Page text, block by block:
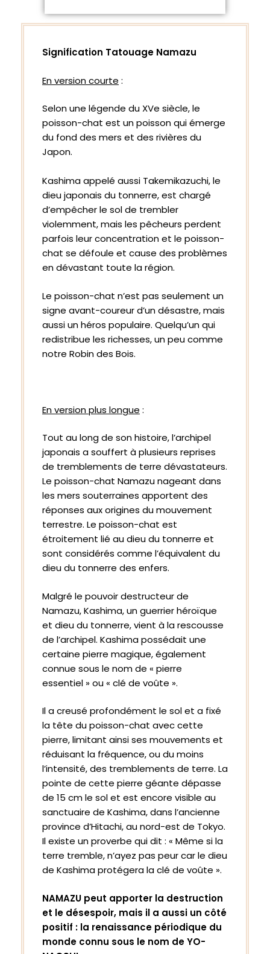
Signification Tatouage Namazu
En version courte :
Selon une légende du XVe siècle, le
poisson-chat est un poisson qui émerge
du fond des mers et des rivières du
Japon.
Kashima appelé aussi Takemikazuchi, le
dieu japonais du tonnerre, est chargé
d’empêcher le sol de trembler
violemment, mais les pêcheurs perdent
parfois leur concentration et le poisson-
chat se défoule et cause des problèmes
en dévastant toute la région.
Le poisson-chat n’est pas seulement un
signe avant-coureur d’un désastre, mais
aussi un héros populaire. Quelqu’un qui
redistribue les richesses, un peu comme
notre Robin des Bois.
En version plus longue :
Tout au long de son histoire, l’archipel
japonais a souffert à plusieurs reprises
de tremblements de terre dévastateurs.
Le poisson-chat Namazu nageant dans
les mers souterraines apportent des
réponses aux origines du mouvement
terrestre. Le poisson-chat est
étroitement lié au dieu du tonnerre et
sont considérés comme l’équivalent du
dieu du tonnerre des enfers.
Malgré le pouvoir destructeur de
Namazu, Kashima, un guerrier héroïque
et dieu du tonnerre, vient à la rescousse
de l’archipel. Kashima possédait une
certaine pierre magique, également
connue sous le nom de « pierre
essentiel » ou « clé de voûte ».
Il a creusé profondément le sol et a fixé
la tête du poisson-chat avec cette
pierre, limitant ainsi ses mouvements et
réduisant la fréquence, ou du moins
l’intensité, des tremblements de terre. La
pointe de cette pierre géante dépasse
de 15 cm le sol et est encore visible au
sanctuaire de Kashima, dans l’ancienne
province d’Hitachi, au nord-est de Tokyo.
Il existe un proverbe qui dit : « Même si la
terre tremble, n’ayez pas peur car le dieu
de Kashima protégera la clé de voûte ».
NAMAZU peut apporter la destruction
et le désespoir, mais il a aussi un côté
positif : la renaissance périodique du
monde connu sous le nom de YO-